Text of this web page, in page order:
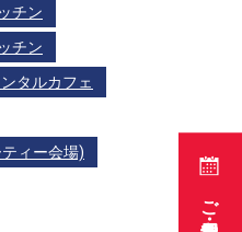
ご利用予約・空き状況
チン
チン
タルカフェ
ィー会場)